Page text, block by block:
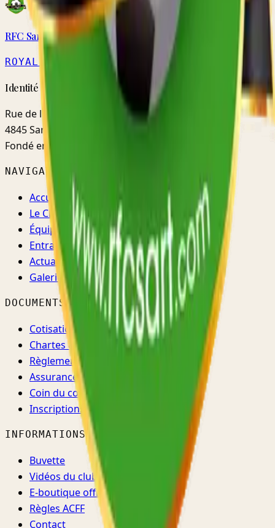
RFC Sart
ROYAL · MATRICULE 5579
Identité · Fidélité · Mentalité
Rue de l'Ermitage, 48d
4845 Sart-lez-Spa (Jalhay)
Fondé en
NAVIGATION
Accueil
Le Club
Équipes
Entraînements
Actualités
Galerie
DOCUMENTS
Cotisations
Chartes & règlements
Règlement d'ordre intérieur
Assurance & santé
Coin du coach
Inscriptions →
INFORMATIONS
Buvette
Vidéos du club
E-boutique officielle ↗
Règles ACFF
Contact